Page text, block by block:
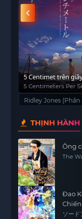
5 Centimet trên
5 Centimeters Per
Ridley Jones (Phần
THỊNH HÀNH
Ông
The
Đao
ソード